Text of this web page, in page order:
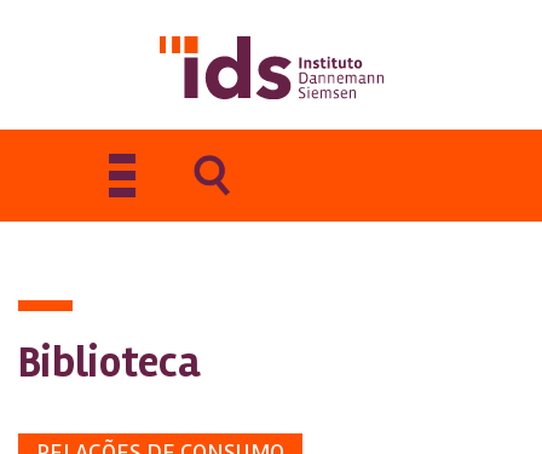
Toggle
navigation
Biblioteca